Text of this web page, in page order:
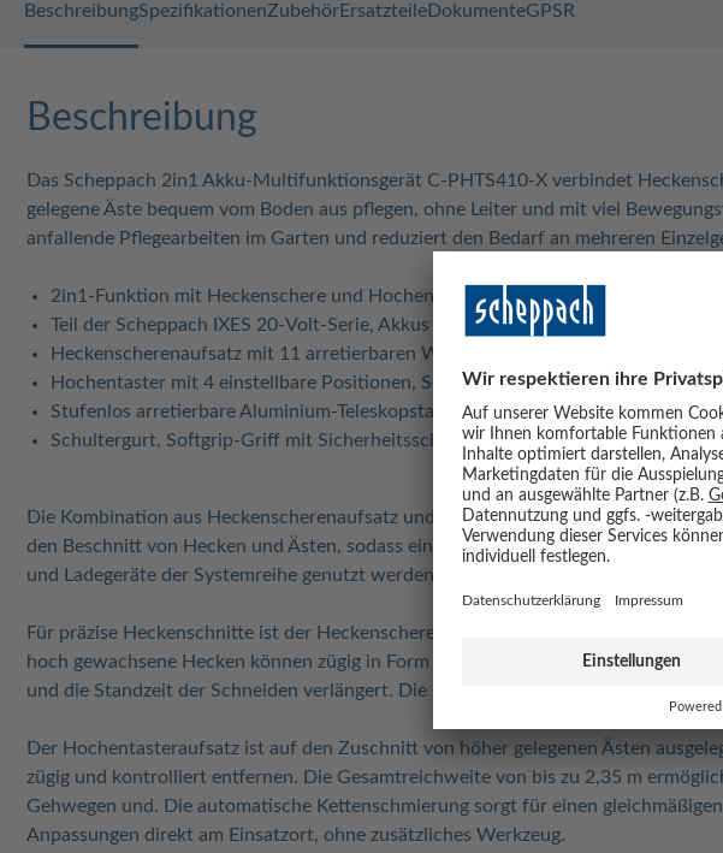
BeschreibungSpezifikationenZubehörErsatzteileDokumenteGPSR
Beschreibung
Das Scheppach 2in1 Akku-Multifunktionsgerät C-PHTS410-X verbindet
gelegene Äste bequem vom Boden aus pflegen, ohne Leiter und mit viel
anfallende Pflegearbeiten im Garten und reduziert den Bedarf an mehreren
2in1-Funktion mit Heckenschere und Hochentaster für den Beschnitt von
Teil der Scheppach IXES 20-Volt-Serie, Akkus und Ladegeräte der Systemreihe
Heckenscherenaufsatz mit 11 arretierbaren Winkeln von 90° bis 240° für
Hochentaster mit 4 einstellbare Positionen, Schnittlänge 180 mm und
Stufenlos arretierbare Aluminium-Teleskopstange für eine variable Reichweite
Schultergurt, Softgrip-Griff mit Sicherheitsschalter, Metallgetriebe und
Die Kombination aus Heckenscherenaufsatz und Hochentaster macht das
den Beschnitt von Hecken und Ästen, sodass ein sauberer Formschnitt ebenso
und Ladegeräte der Systemreihe genutzt werden. So lässt sich das System flexibel
Für präzise Heckenschnitte ist der Heckenscherenaufsatz mit einer Schnittlänge
hoch gewachsene Hecken können zügig in Form gebracht werden. Die Messer
und die Standzeit der Schneiden verlängert. Die Gesamtreichweite von bis zu
Der Hochentasteraufsatz ist auf den Zuschnitt von höher gelegenen Ästen
zügig und kontrolliert entfernen. Die Gesamtreichweite von bis zu 2,35 m
Gehwegen und. Die automatische Kettenschmierung sorgt für einen
Anpassungen direkt am Einsatzort, ohne zusätzliches Werkzeug.